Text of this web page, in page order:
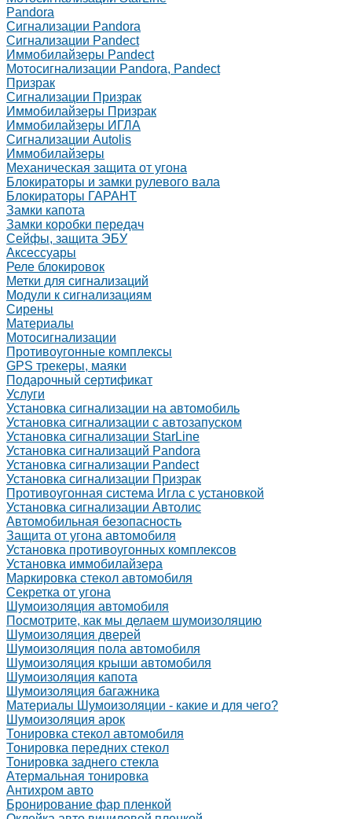
Pandora
Сигнализации Pandora
Сигнализации Pandect
Иммобилайзеры Pandect
Мотосигнализации Pandora, Pandect
Призрак
Сигнализации Призрак
Иммобилайзеры Призрак
Иммобилайзеры ИГЛА
Сигнализации Autolis
Иммобилайзеры
Механическая защита от угона
Блокираторы и замки рулевого вала
Блокираторы ГАРАНТ
Замки капота
Замки коробки передач
Сейфы, защита ЭБУ
Аксессуары
Реле блокировок
Метки для сигнализаций
Модули к сигнализациям
Сирены
Материалы
Мотосигнализации
Противоугонные комплексы
GPS трекеры, маяки
Подарочный сертификат
Услуги
Установка сигнализации на автомобиль
Установка сигнализации с автозапуском
Установка сигнализации StarLine
Установка сигнализаций Pandora
Установка сигнализации Pandect
Установка сигнализации Призрак
Противоугонная система Игла с установкой
Установка сигнализации Автолис
Автомобильная безопасность
Защита от угона автомобиля
Установка противоугонных комплексов
Установка иммобилайзера
Маркировка стекол автомобиля
Секретка от угона
Шумоизоляция автомобиля
Посмотрите, как мы делаем шумоизоляцию
Шумоизоляция дверей
Шумоизоляция пола автомобиля
Шумоизоляция крыши автомобиля
Шумоизоляция капота
Шумоизоляция багажника
Материалы Шумоизоляции - какие и для чего?
Шумоизоляция арок
Тонировка стекол автомобиля
Тонировка передних стекол
Тонировка заднего стекла
Атермальная тонировка
Антихром авто
Бронирование фар пленкой